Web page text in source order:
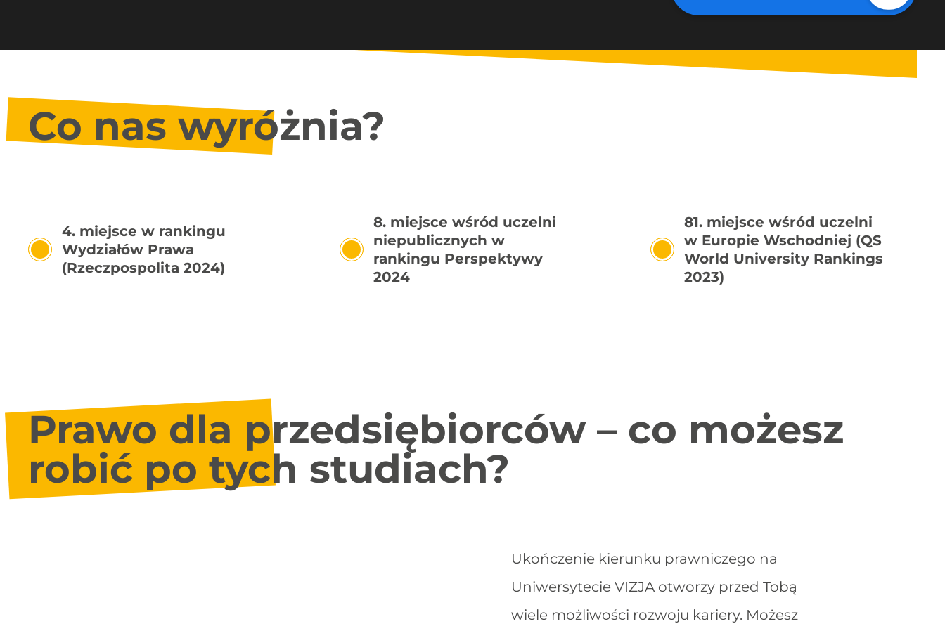
Co nas wyróżnia?
4. miejsce w rankingu
Wydziałów Prawa
(Rzeczpospolita 2024)
8. miejsce wśród uczelni
niepublicznych w
rankingu Perspektywy
2024
81. miejsce wśród uczelni
w Europie Wschodniej (QS
World University Rankings
2023)
Prawo dla przedsiębiorców – co możesz
robić po tych studiach?
Ukończenie kierunku prawniczego na
Uniwersytecie VIZJA otworzy przed Tobą
wiele możliwości rozwoju kariery. Możesz